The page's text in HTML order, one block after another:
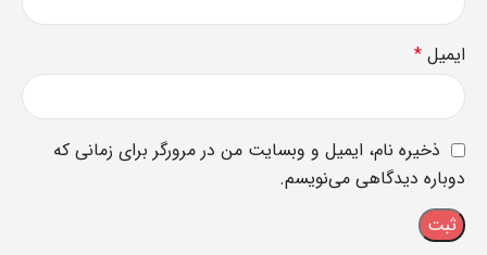
ایمیل *
ذخیره نام، ایمیل و وبسایت من در مرورگر برای زمانی که
دوباره دیدگاهی می‌نویسم.